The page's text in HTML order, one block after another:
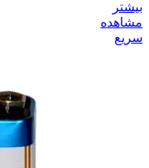
بیشتر
مشاهده
سریع